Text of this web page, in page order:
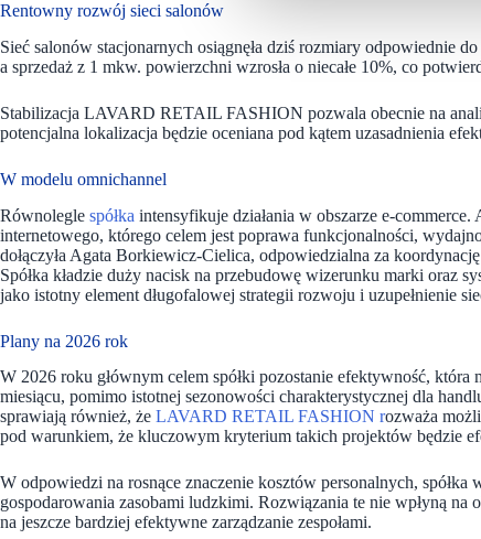
Rentowny rozwój sieci salonów
Sieć salonów stacjonarnych osiągnęła dziś rozmiary odpowiednie
a sprzedaż z 1 mkw. powierzchni wzrosła o niecałe 10%, co
Stabilizacja LAVARD RETAIL FASHION pozwala obecnie na
potencjalna lokalizacja będzie oceniana pod kątem uzasadnienia
W modelu omnichannel
Równolegle spółka intensyfikuje działania w obszarze e-
internetowego, którego celem jest poprawa funkcjonalności,
dołączyła Agata Borkiewicz-Cielica, odpowiedzialna za
Spółka kładzie duży nacisk na przebudowę wizerunku marki oraz
jako istotny element długofalowej strategii rozwoju i uzupełnienie
Plany na 2026 rok
W 2026 roku głównym celem spółki pozostanie efektywność,
miesiącu, pomimo istotnej sezonowości charakterystycznej dla
sprawiają również, że LAVARD RETAIL FASHION rozważa
pod warunkiem, że kluczowym kryterium takich projektów będzie
W odpowiedzi na rosnące znaczenie kosztów personalnych,
gospodarowania zasobami ludzkimi. Rozwiązania te nie wpłyną
na jeszcze bardziej efektywne zarządzanie zespołami.